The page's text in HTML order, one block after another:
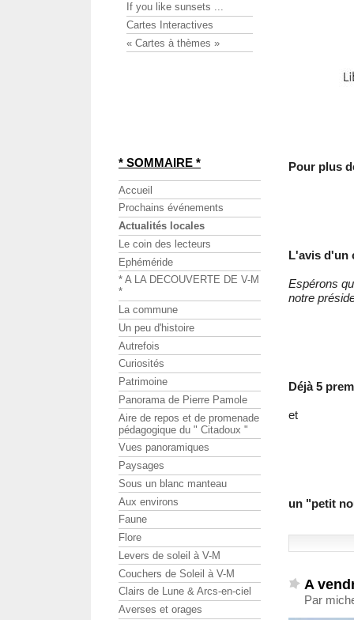
Pour plus
L'avis d'un
Espérons
notre
Déjà 5
et
un "petit
A
Par
If you like sunsets ...
Cartes Interactives
« Cartes à thèmes »
* SOMMAIRE *
Accueil
Prochains événements
Actualités locales
Le coin des lecteurs
Ephéméride
* A LA DECOUVERTE DE V-M
*
La commune
Un peu d'histoire
Autrefois
Curiosités
Patrimoine
Panorama de Pierre Pamole
Aire de repos et de promenade
pédagogique du " Citadoux "
Vues panoramiques
Paysages
Sous un blanc manteau
Aux environs
Faune
Flore
Levers de soleil à V-M
Couchers de Soleil à V-M
Clairs de Lune & Arcs-en-ciel
Averses et orages